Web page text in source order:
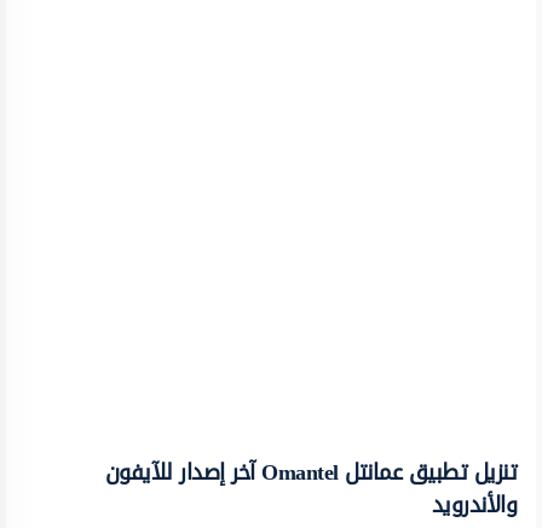
تنزيل تطبيق عمانتل Omantel آخر إصدار للآيفون
والأندرويد